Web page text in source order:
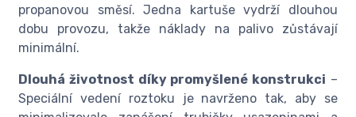
propanovou směsí. Jedna kartuše vydrží dlouhou
dobu provozu, takže náklady na palivo zůstávají
minimální.
Dlouhá životnost díky promyšlené konstrukci –
Speciální vedení roztoku je navrženo tak, aby se